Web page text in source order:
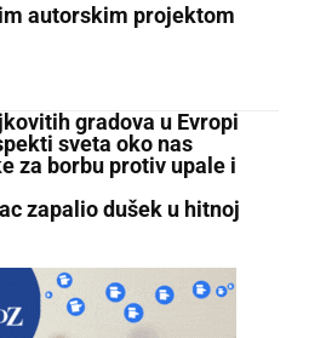
autorskim projektom
gradova u Evropi
sveta oko nas
za borbu protiv upale i
zapalio dušek u hitnoj